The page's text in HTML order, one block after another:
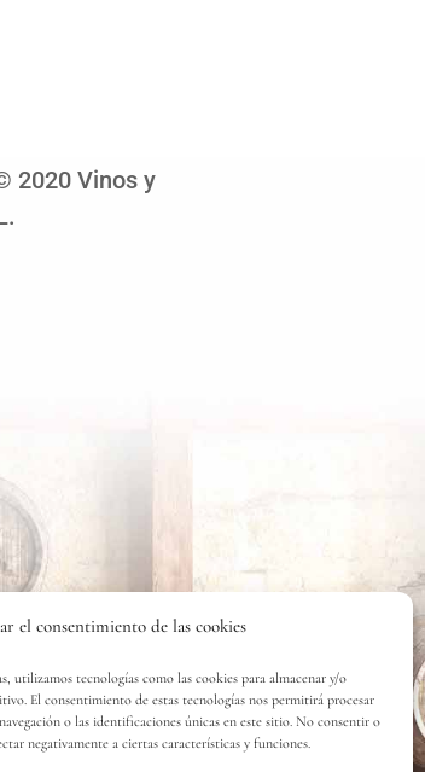
el consentimiento de las cookies
utilizamos tecnologías como las cookies para almacenar y/o
El consentimiento de estas tecnologías nos permitirá procesar
o las identificaciones únicas en este sitio. No consentir o
negativamente a ciertas características y funciones.
2020 Vinos y